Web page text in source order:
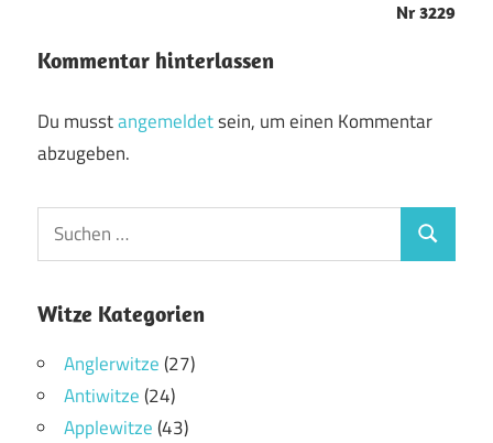
Nr 3229
Kommentar hinterlassen
Du musstangemeldetsein, um einen Kommentar
abzugeben.
Witze Kategorien
Anglerwitze(27)
Antiwitze(24)
Applewitze(43)